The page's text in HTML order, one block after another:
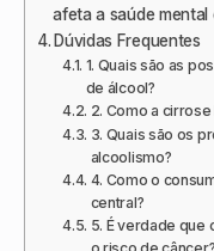
afeta a saúde mental
Dúvidas Frequentes
1. Quais são as
de álcool?
2. Como a
3. Quais são os
alcoolismo?
4. Como o
central?
5. É verdade que